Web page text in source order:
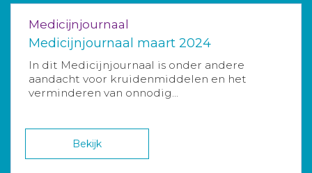
Medicijnjournaal
Medicijnjournaal maart 2024
In dit Medicijnjournaal is onder andere
aandacht voor kruidenmiddelen en het
verminderen van onnodig...
Bekijk